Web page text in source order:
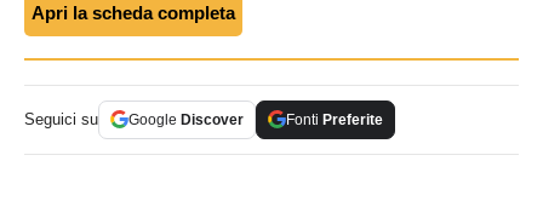
Apri la scheda completa
Seguici su Google Discover Fonti Preferite